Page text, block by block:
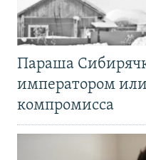
Параша
императором
компромисса